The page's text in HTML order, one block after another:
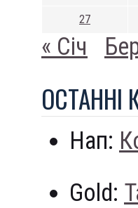
27
« Січ
ОСТАННI
Нап:
Gold: